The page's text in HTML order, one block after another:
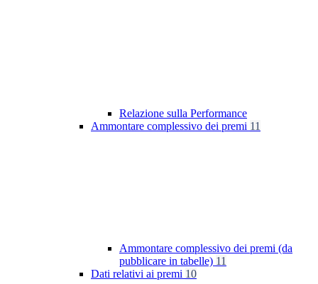
Relazione sulla Performance
Ammontare complessivo dei premi 11
Ammontare complessivo dei premi (da
pubblicare in tabelle) 11
Dati relativi ai premi 10